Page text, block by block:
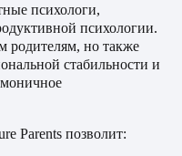
психологи,
психологии.
родителям, но также
стабильности и
Parents позволит: